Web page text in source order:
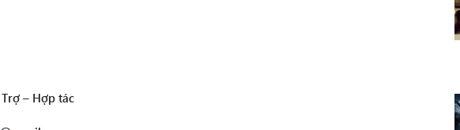
– Hợp tác